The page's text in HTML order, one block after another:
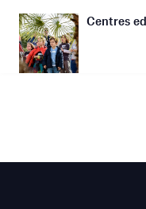
Centres